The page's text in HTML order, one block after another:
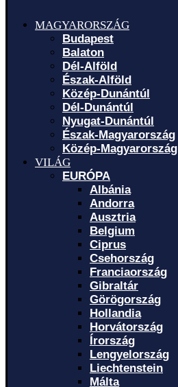
MAGYARORSZÁG
Budapest
Balaton
Dél-Alföld
Észak-Alföld
Közép-Dunántúl
Dél-Dunántúl
Nyugat-Dunántúl
Észak-Magyarország
Közép-Magyarország
VILÁG
EURÓPA
Albánia
Andorra
Ausztria
Belgium
Ciprus
Csehország
Franciaország
Gibraltár
Görögország
Hollandia
Horvátország
Írország
Lengyelország
Liechtenstein
Málta